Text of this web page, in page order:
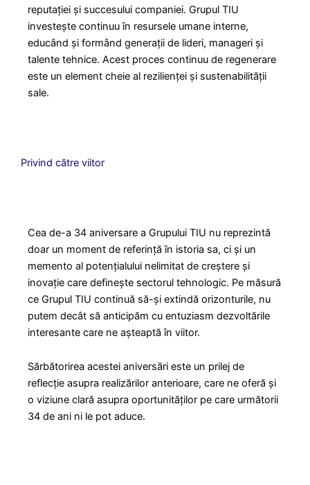
reputației și succesului companiei. Grupul TIU
investește continuu în resursele umane interne,
educând și formând generații de lideri, manageri și
talente tehnice. Acest proces continuu de regenerare
este un element cheie al rezilienței și sustenabilității
sale.
Privind către viitor
Cea de-a 34 aniversare a Grupului TIU nu reprezintă
doar un moment de referință în istoria sa, ci și un
memento al potențialului nelimitat de creștere și
inovație care definește sectorul tehnologic. Pe măsură
ce Grupul TIU continuă să-și extindă orizonturile, nu
putem decât să anticipăm cu entuziasm dezvoltările
interesante care ne așteaptă în viitor.
Sărbătorirea acestei aniversări este un prilej de
reflecție asupra realizărilor anterioare, care ne oferă și
o viziune clară asupra oportunităților pe care următorii
34 de ani ni le pot aduce.